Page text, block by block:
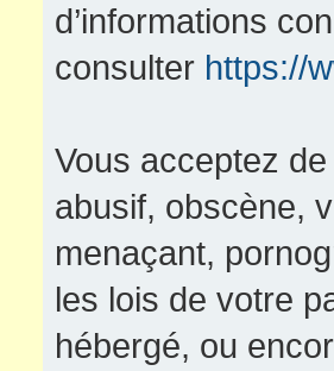
d’informations
consulter https://
Vous acceptez
abusif, obscène,
menaçant,
les lois de votre
hébergé, ou